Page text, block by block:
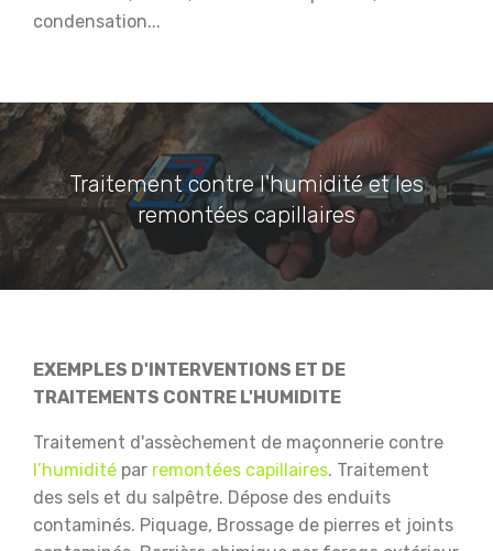
condensation...
Traitement contre l'humidité et les
remontées capillaires
EXEMPLES D'INTERVENTIONS ET DE
TRAITEMENTS CONTRE L'HUMIDITE
Traitement d'assèchement de maçonnerie contre
l’humidité par remontées capillaires. Traitement
des sels et du salpêtre. Dépose des enduits
contaminés. Piquage, Brossage de pierres et joints